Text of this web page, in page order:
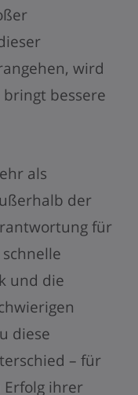
wird
bessere
als
der
für
und die
diese
– für
ihrer